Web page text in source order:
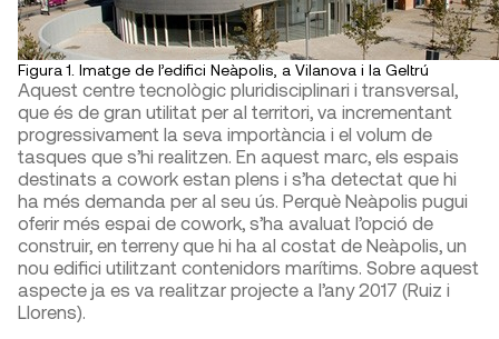
Figura 1. Imatge de l’edifici Neàpolis, a Vilanova i la Geltrú
Aquest centre tecnològic pluridisciplinari i transversal,
que és de gran utilitat per al territori, va incrementant
progressivament la seva importància i el volum de
tasques que s’hi realitzen. En aquest marc, els espais
destinats a cowork estan plens i s’ha detectat que hi
ha més demanda per al seu ús. Perquè Neàpolis pugui
oferir més espai de cowork, s’ha avaluat l’opció de
construir, en terreny que hi ha al costat de Neàpolis, un
nou edifici utilitzant contenidors marítims. Sobre aquest
aspecte ja es va realitzar projecte a l’any 2017 (Ruiz i
Llorens).